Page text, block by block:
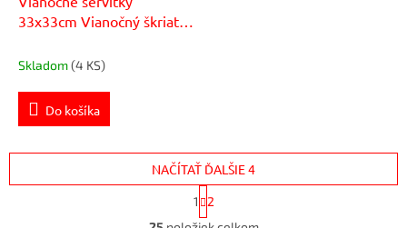
33x33cm Vianočný škriatok
Skladom(4 KS)
Do košíka
O
NAČÍTAŤ ĎALŠIE 4
S
t
r
1
2